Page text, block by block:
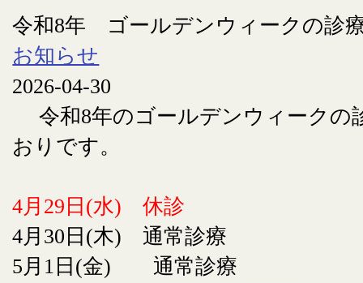
令和8年 ゴールデンウィークの診
お知らせ
2026-04-30
令和8年のゴールデンウィークの
おりです。
4月29日(水) 休診
4月30日(木) 通常診療
5月1日(金) 通常診療